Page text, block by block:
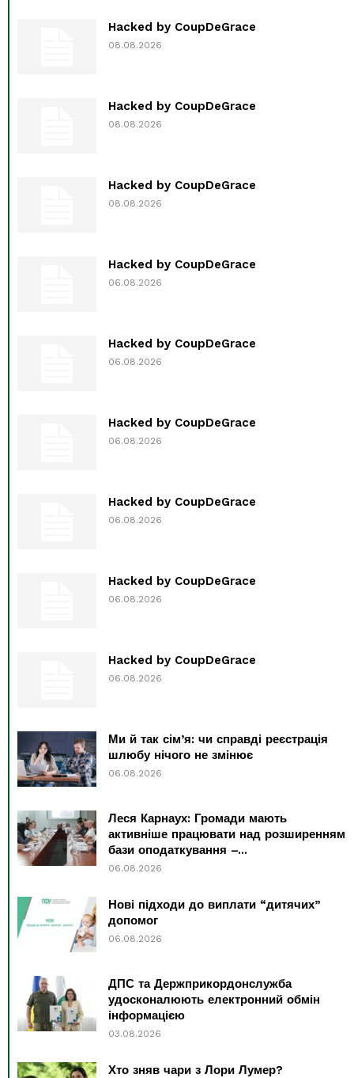
Hacked by CoupDeGrace
08.08.2026
Hacked by CoupDeGrace
08.08.2026
Hacked by CoupDeGrace
08.08.2026
Hacked by CoupDeGrace
06.08.2026
Hacked by CoupDeGrace
06.08.2026
Hacked by CoupDeGrace
06.08.2026
Hacked by CoupDeGrace
06.08.2026
Hacked by CoupDeGrace
06.08.2026
Hacked by CoupDeGrace
06.08.2026
Ми й так сім’я: чи справді реєстрація
шлюбу нічого не змінює
06.08.2026
Леся Карнаух: Громади мають
активніше працювати над розширенням
бази оподаткування –...
06.08.2026
Нові підходи до виплати “дитячих”
допомог
06.08.2026
ДПС та Держприкордонслужба
удосконалюють електронний обмін
інформацією
03.08.2026
Хто зняв чари з Лори Лумер?